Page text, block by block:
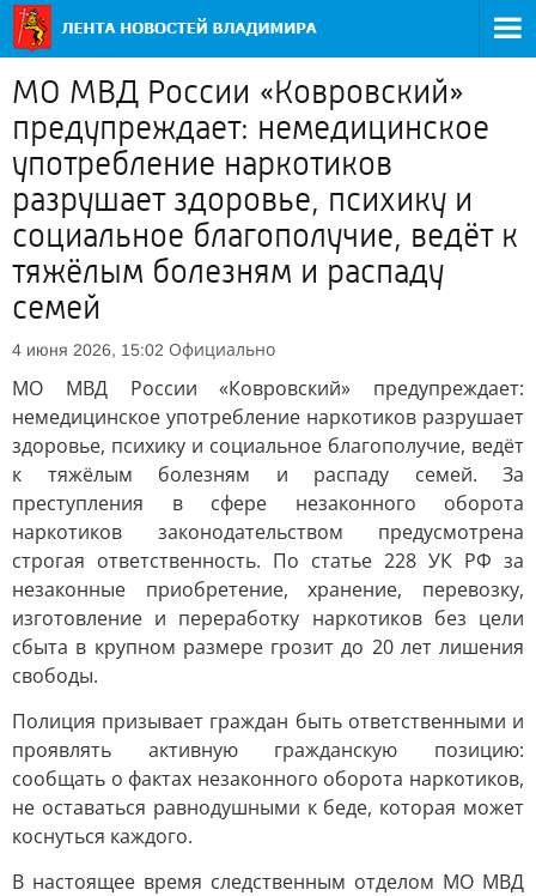
МО МВД России «Ковровский»
предупреждает: немедицинское
употребление наркотиков
разрушает здоровье, психику и
социальное благополучие, ведёт к
тяжёлым болезням и распаду
семей
4 июня 2026, 15:02 Официально
МО МВД России «Ковровский» предупреждает:
немедицинское употребление наркотиков разрушает
здоровье, психику и социальное благополучие, ведёт
к тяжёлым болезням и распаду семей. За
преступления в сфере незаконного оборота
наркотиков законодательством предусмотрена
строгая ответственность. По статье 228 УК РФ за
незаконные приобретение, хранение, перевозку,
изготовление и переработку наркотиков без цели
сбыта в крупном размере грозит до 20 лет лишения
свободы.
Полиция призывает граждан быть ответственными и
проявлять активную гражданскую позицию:
сообщать о фактах незаконного оборота наркотиков,
не оставаться равнодушными к беде, которая может
коснуться каждого.
В настоящее время следственным отделом МО МВД